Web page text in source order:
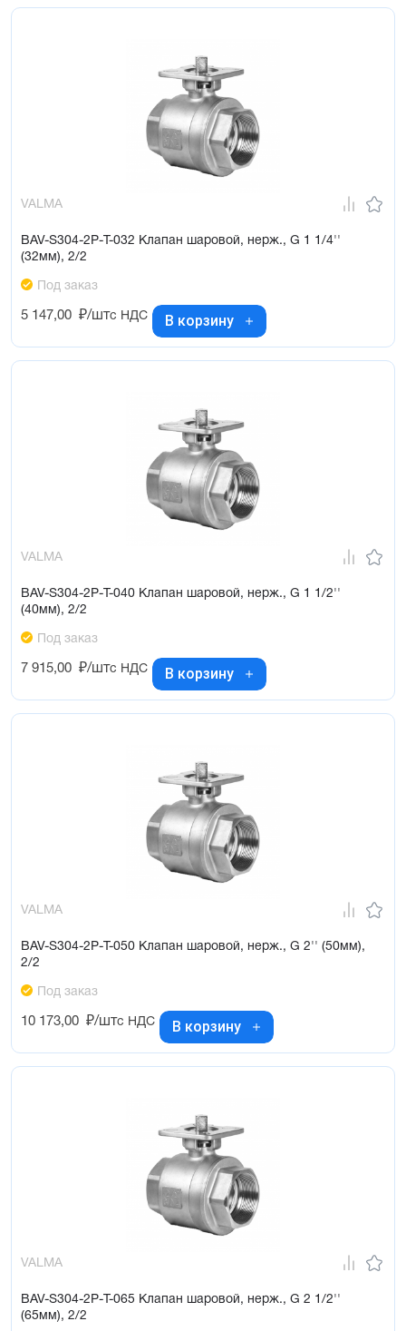
VALMA
BAV-S304-2P-T-032 Клапан шаровой, нерж., G 1 1/4''
(32мм), 2/2
Под заказ
5 147,00 ₽/штс НДС В корзину
VALMA
BAV-S304-2P-T-040 Клапан шаровой, нерж., G 1 1/2''
(40мм), 2/2
Под заказ
7 915,00 ₽/штс НДС В корзину
VALMA
BAV-S304-2P-T-050 Клапан шаровой, нерж., G 2'' (50мм),
2/2
Под заказ
10 173,00 ₽/штс НДС В корзину
VALMA
BAV-S304-2P-T-065 Клапан шаровой, нерж., G 2 1/2''
(65мм), 2/2